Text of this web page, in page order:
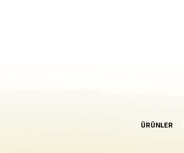
ÜRÜNLER